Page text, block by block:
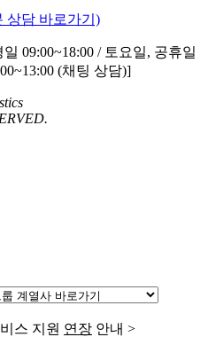
상담 바로가기)
09:00~18:00 / 토요일, 공휴일
(채팅 상담)]
스 지원 연장 안내 >